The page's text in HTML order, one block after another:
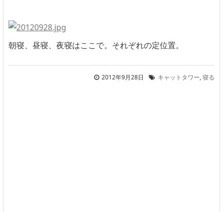
朝寝、昼寝、夜寝はここで。それぞれの定位置。
2012年9月28日 キャットタワー,寝る